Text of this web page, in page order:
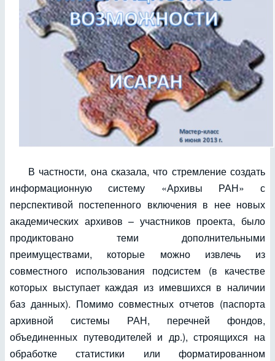
В частности, она сказала, что стремление создать
информационную систему «Архивы РАН» с
перспективой постепенного включения в нее новых
академических архивов – участников проекта, было
продиктовано теми дополнительными
преимуществами, которые можно извлечь из
совместного использования подсистем (в качестве
которых выступает каждая из имевшихся в наличии
баз данных). Помимо совместных отчетов (паспорта
архивной системы РАН, перечней фондов,
объединенных путеводителей и др.), строящихся на
обработке статистики или форматированном